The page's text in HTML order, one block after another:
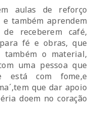
aulas de reforço
também aprendem
receberem café,
fé e obras, que
o material,
uma pessoa que
está com fome,e
que dar apoio
doem no coração